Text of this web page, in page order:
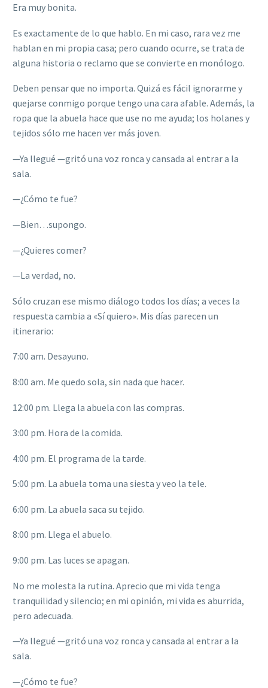
Era muy bonita.
Es exactamente de lo que hablo. En mi caso, rara vez me
hablan en mi propia casa; pero cuando ocurre, se trata de
alguna historia o reclamo que se convierte en monólogo.
Deben pensar que no importa. Quizá es fácil ignorarme y
quejarse conmigo porque tengo una cara afable. Además, la
ropa que la abuela hace que use no me ayuda; los holanes y
tejidos sólo me hacen ver más joven.
—Ya llegué —gritó una voz ronca y cansada al entrar a la
sala.
—¿Cómo te fue?
—Bien…supongo.
—¿Quieres comer?
—La verdad, no.
Sólo cruzan ese mismo diálogo todos los días; a veces la
respuesta cambia a «Sí quiero». Mis días parecen un
itinerario:
7:00 am. Desayuno.
8:00 am. Me quedo sola, sin nada que hacer.
12:00 pm. Llega la abuela con las compras.
3:00 pm. Hora de la comida.
4:00 pm. El programa de la tarde.
5:00 pm. La abuela toma una siesta y veo la tele.
6:00 pm. La abuela saca su tejido.
8:00 pm. Llega el abuelo.
9:00 pm. Las luces se apagan.
No me molesta la rutina. Aprecio que mi vida tenga
tranquilidad y silencio; en mi opinión, mi vida es aburrida,
pero adecuada.
—Ya llegué —gritó una voz ronca y cansada al entrar a la
sala.
—¿Cómo te fue?